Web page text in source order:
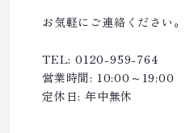
お気軽にご連絡ください。
TEL: 0120-959-764
営業時間: 10:00～19:00
定休日: 年中無休